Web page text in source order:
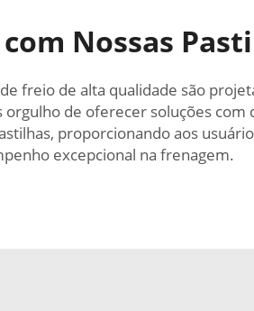
Nossas
freio de alta qualidade são
de oferecer soluções com
proporcionando aos
excepcional na frenagem.